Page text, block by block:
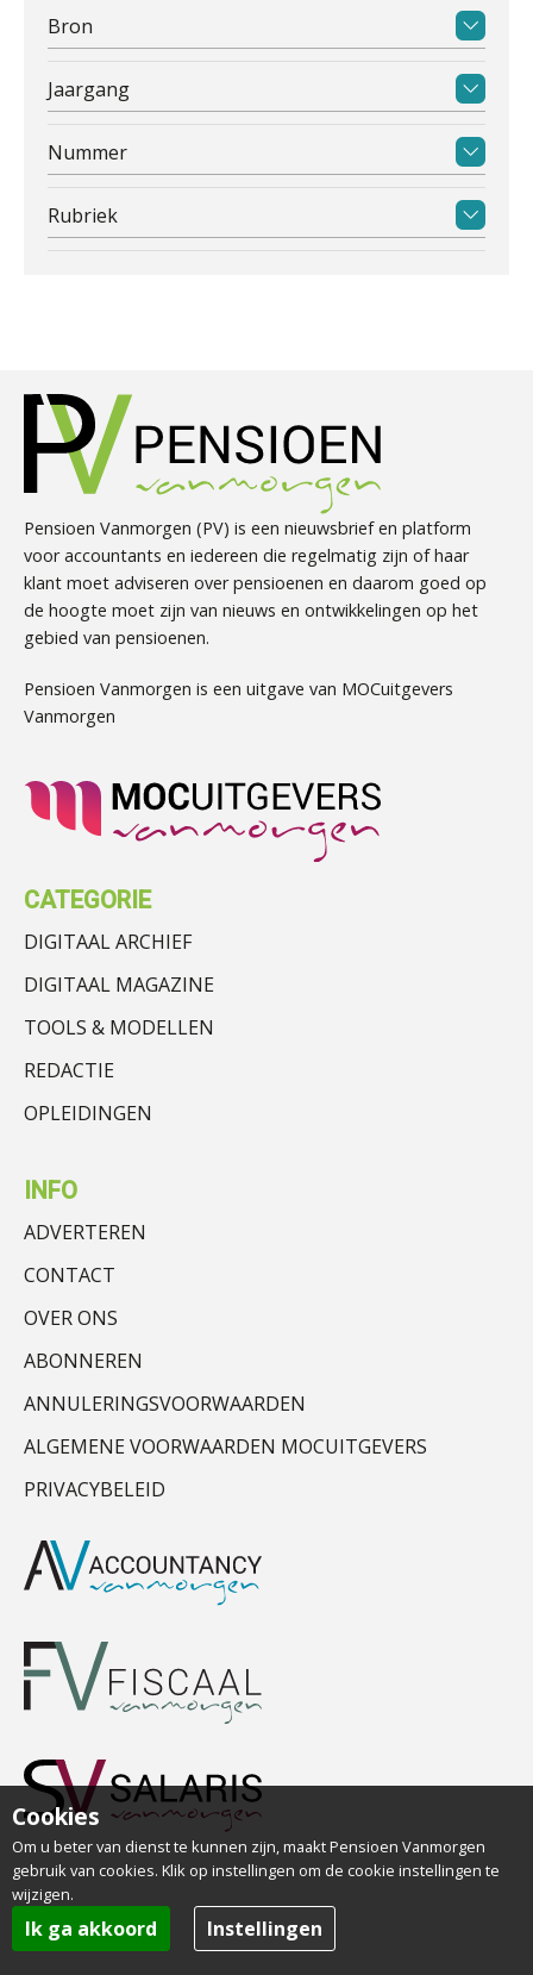
Bron
Jaargang
Nummer
Rubriek
Pensioen Vanmorgen (PV) is een nieuwsbrief en platform
voor accountants en iedereen die regelmatig zijn of haar
klant moet adviseren over pensioenen en daarom goed op
de hoogte moet zijn van nieuws en ontwikkelingen op het
gebied van pensioenen.
Pensioen Vanmorgen is een uitgave van MOCuitgevers
Vanmorgen
CATEGORIE
DIGITAAL ARCHIEF
DIGITAAL MAGAZINE
TOOLS & MODELLEN
REDACTIE
OPLEIDINGEN
INFO
ADVERTEREN
CONTACT
OVER ONS
ABONNEREN
ANNULERINGSVOORWAARDEN
ALGEMENE VOORWAARDEN MOCUITGEVERS
PRIVACYBELEID
Cookies
Om u beter van dienst te kunnen zijn, maakt Pensioen Vanmorgen
gebruik van cookies. Klik op instellingen om de cookie instellingen te
wijzigen.
Ik ga akkoord Instellingen